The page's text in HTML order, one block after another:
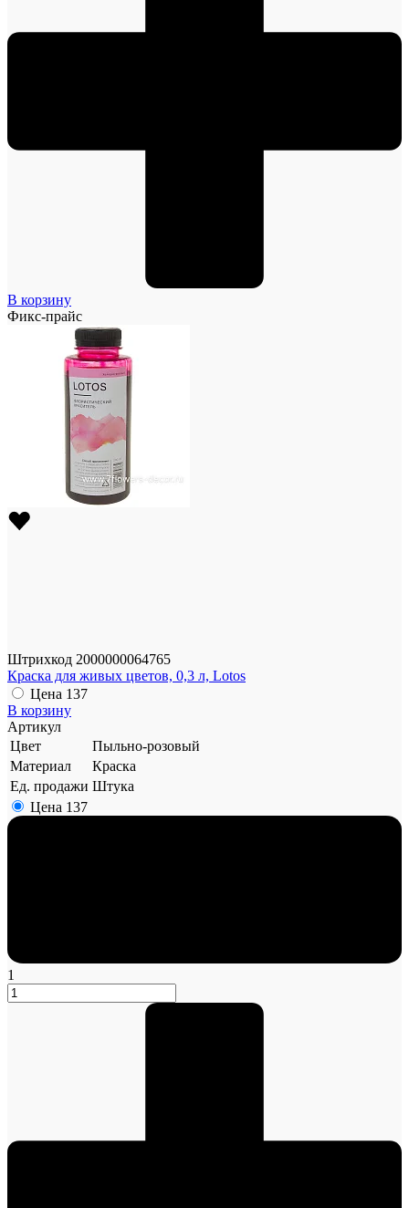
В корзину
Фикс-прайс
Штрихкод 2000000064765
Краска для живых цветов, 0,3 л, Lotos
Цена 137
В корзину
Артикул
Цвет
Пыльно-розовый
Материал
Краска
Ед. продажи Штука
Цена 137
1